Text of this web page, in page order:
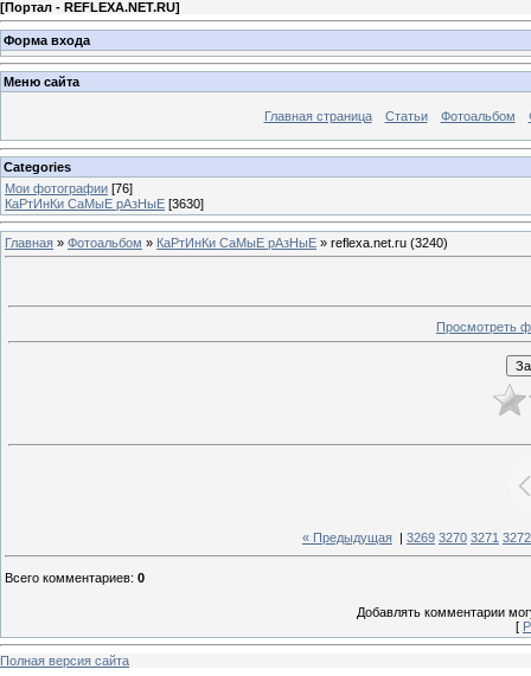
[Портал - REFLEXA.NET.RU]
Форма входа
Меню сайта
Главная страница Статьи Фотоальбом
Categories
Мои фотографии [76]
КаРтИнКи СаМыЕ рАзНыЕ [3630]
Главная » Фотоальбом » КаРтИнКи СаМыЕ рАзНыЕ » reflexa.net.ru (3240)
Просмотреть
« Предыдущая 3269 3270 3271 3272
Всего комментариев: 0
Добавлять комментарии
[
Полная версия сайта